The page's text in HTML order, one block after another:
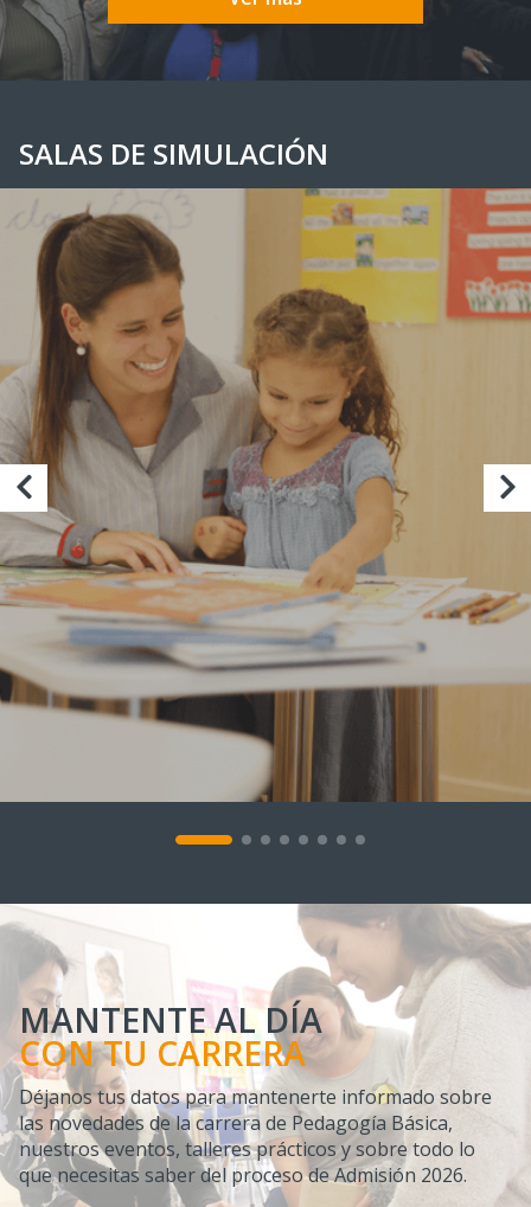
SALAS DE SIMULACIÓN
MANTENTE AL DÍA
CON TU CARRERA
Déjanos tus datos para mantenerte informado sobre
las novedades de la carrera de Pedagogía Básica,
nuestros eventos, talleres prácticos y sobre todo lo
que necesitas saber del proceso de Admisión 2026.